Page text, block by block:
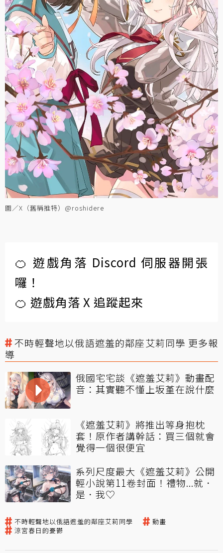
圖／X（舊稱推特）@roshidere
🍊 遊戲角落 Discord 伺服器開張
囉！
🍊 遊戲角落 X 追蹤起來
不時輕聲地以俄語遮羞的鄰座艾莉同學 更多報
導
俄國宅宅談《遮羞艾莉》動畫配
音：其實聽不懂上坂堇在說什麼
《遮羞艾莉》將推出等身抱枕
套！原作者講幹話：買三個就會
覺得一個很便宜
系列尺度最大《遮羞艾莉》公開
輕小說第11卷封面！禮物...就．
是．我♡
不時輕聲地以俄語遮羞的鄰座艾莉同學
動畫
涼宮春日的憂鬱